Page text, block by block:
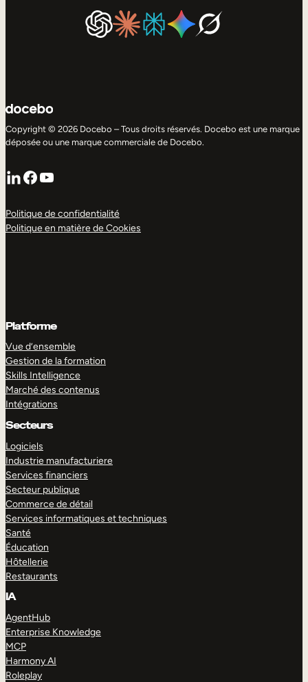
Copyright © 2026 Docebo – Tous droits réservés. Docebo est une marque
déposée ou une marque commerciale de Docebo.
LinkedIn
Facebook
YouTube
Politique de confidentialité
Politique en matière de Cookies
Platforme
Vue d’ensemble
Gestion de la formation
Skills Intelligence
Marché des contenus
Intégrations
Secteurs
Logiciels
Industrie manufacturiere
Services financiers
Secteur publique
Commerce de détail
Services informatiques et techniques
Santé
Éducation
Hôtellerie
Restaurants
IA
AgentHub
Enterprise Knowledge
MCP
Harmony AI
Roleplay